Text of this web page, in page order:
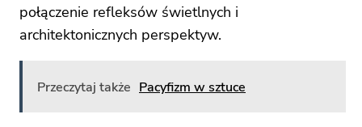
połączenie refleksów świetlnych i
architektonicznych perspektyw.
Przeczytaj także Pacyfizm w sztuce